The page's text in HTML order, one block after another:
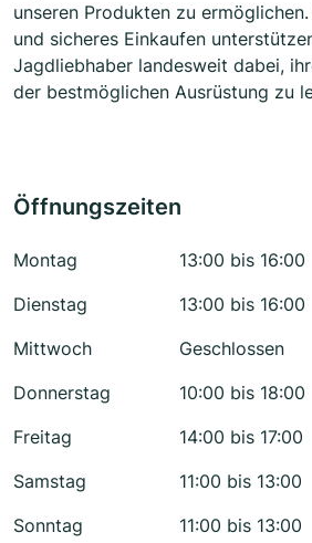
unseren Produkten zu
und sicheres Einkaufen
Jagdliebhaber landesweit dabei,
der bestmöglichen Ausrüstung zu
Öffnungszeiten
Montag
13:00 bis 16:00
Dienstag
13:00 bis 16:00
Mittwoch
Geschlossen
Donnerstag
10:00 bis 18:00
Freitag
14:00 bis 17:00
Samstag
11:00 bis 13:00
Sonntag
11:00 bis 13:00